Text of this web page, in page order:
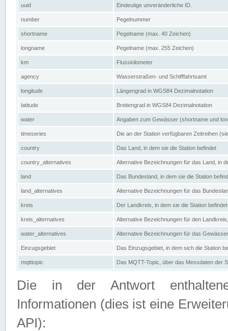
uuid Eindeutige unveränderliche ID.
number Pegelnummer
shortname Pegelname (max. 40 Zeichen)
longname Pegelname (max. 255 Zeichen)
km Flusskilometer
agency Wasserstraßen- und Schifffahrtsamt
longitude Längengrad in WGS84 Dezimalnotation
latitude Breitengrad in WGS84 Dezimalnotation
water Angaben zum Gewässer (shortname und
timeseries Die an der Station verfügbaren Zeitreihen
country Das Land, in dem sie die Station befindet
country_alternatives Alternative Bezeichnungen für das Land, in
land Das Bundesland, in dem sie die Station
land_alternatives Alternative Bezeichnungen für das
kreis Der Landkreis, in dem sie die Station befindet
kreis_alternatives Alternative Bezeichnungen für den
water_alternatives Alternative Bezeichnungen für das
Einzugsgebiet Das Einzugsgebiet, in dem sich die Station
mqtttopic Das MQTT-Topic, über das Messdaten der
Die in der Antwort
Informationen (dies ist eine
API):